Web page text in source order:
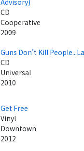
CD
Cooperative
2009
Guns Don't Kill
CD
Universal
2010
Get Free
Vinyl
Downtown
2012